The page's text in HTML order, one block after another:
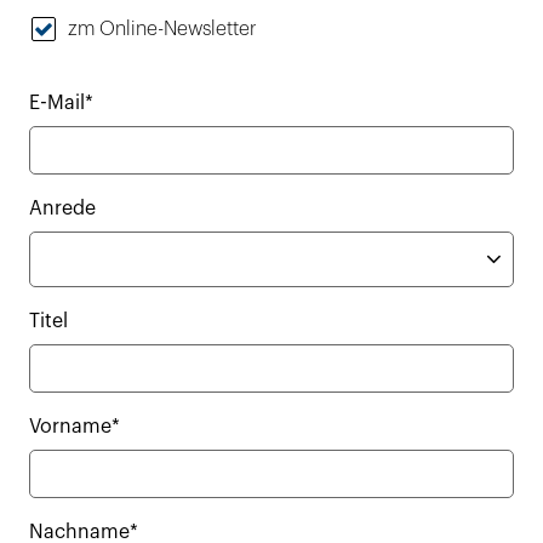
zm Online-Newsletter
E-Mail*
Anrede
Titel
Vorname*
Nachname*